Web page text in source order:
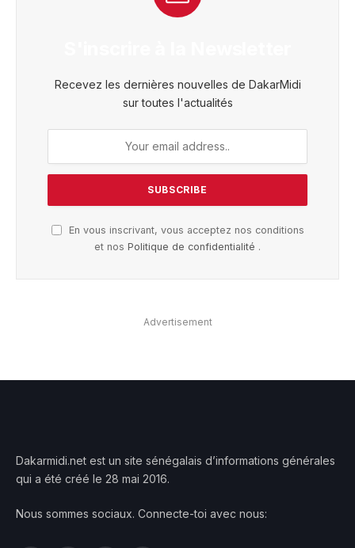
Recevez les dernières nouvelles de DakarMidi
sur toutes l'actualités
En vous inscrivant, vous acceptez nos conditions
et nos Politique de confidentialité .
Advertisement
Dakarmidi.net est un site sénégalais d’informations générales
qui a été créé le 28 mai 2016.
Nous sommes sociaux. Connecte-toi avec nous: